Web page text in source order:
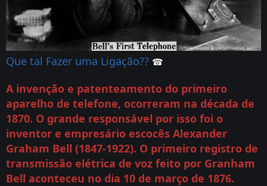
Que tal Fazer uma Ligação?? ☎
A invenção e patenteamento do primeiro
aparelho de telefone, ocorreram na década de
1870. O grande responsável por isso foi o
inventor e empresário escocês Alexander
Graham Bell (1847-1922). O primeiro registro de
transmissão elétrica de voz feito por Granham
Bell aconteceu no dia 10 de março de 1876.